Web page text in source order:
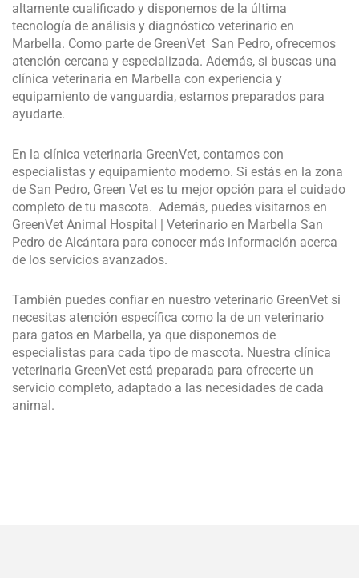
altamente cualificado y disponemos de la última
tecnología de análisis y diagnóstico veterinario en
Marbella. Como parte de GreenVet San Pedro, ofrecemos
atención cercana y especializada. Además, si buscas una
clínica veterinaria en Marbella con experiencia y
equipamiento de vanguardia, estamos preparados para
ayudarte.
En la clínica veterinaria GreenVet, contamos con
especialistas y equipamiento moderno. Si estás en la zona
de San Pedro, Green Vet es tu mejor opción para el cuidado
completo de tu mascota. Además, puedes visitarnos en
GreenVet Animal Hospital | Veterinario en Marbella San
Pedro de Alcántara para conocer más información acerca
de los servicios avanzados.
También puedes confiar en nuestro veterinario GreenVet si
necesitas atención específica como la de un veterinario
para gatos en Marbella, ya que disponemos de
especialistas para cada tipo de mascota. Nuestra clínica
veterinaria GreenVet está preparada para ofrecerte un
servicio completo, adaptado a las necesidades de cada
animal.